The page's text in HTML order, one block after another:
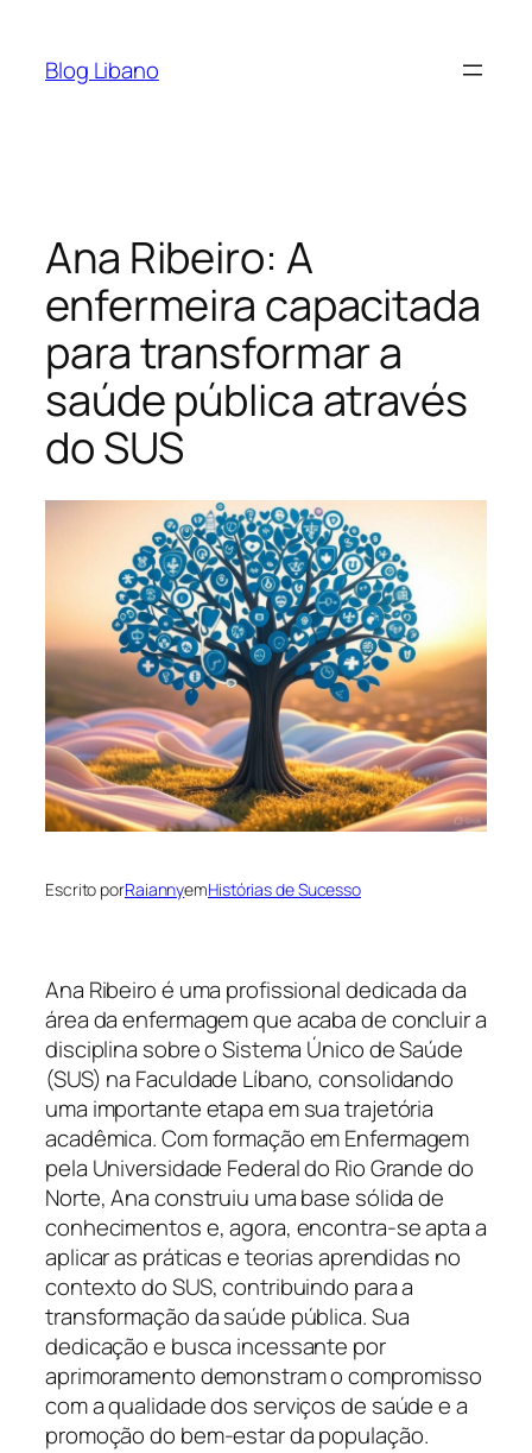
Blog Libano
Ana Ribeiro: A
enfermeira capacitada
para transformar a
saúde pública através
do SUS
Escrito porRaiannyemHistórias de Sucesso
Ana Ribeiro é uma profissional dedicada da
área da enfermagem que acaba de concluir a
disciplina sobre o Sistema Único de Saúde
(SUS) na Faculdade Líbano, consolidando
uma importante etapa em sua trajetória
acadêmica. Com formação em Enfermagem
pela Universidade Federal do Rio Grande do
Norte, Ana construiu uma base sólida de
conhecimentos e, agora, encontra-se apta a
aplicar as práticas e teorias aprendidas no
contexto do SUS, contribuindo para a
transformação da saúde pública. Sua
dedicação e busca incessante por
aprimoramento demonstram o compromisso
com a qualidade dos serviços de saúde e a
promoção do bem-estar da população.